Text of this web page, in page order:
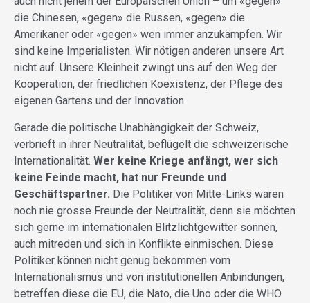
die Chinesen, «gegen» die Russen, «gegen» die
Amerikaner oder «gegen» wen immer anzukämpfen. Wir
sind keine Imperialisten. Wir nötigen anderen unsere Art
nicht auf. Unsere Kleinheit zwingt uns auf den Weg der
Kooperation, der friedlichen Koexistenz, der Pflege des
eigenen Gartens und der Innovation.
Gerade die politische Unabhängigkeit der Schweiz,
verbrieft in ihrer Neutralität, beflügelt die schweizerische
Internationalität. Wer keine Kriege anfängt, wer sich
keine Feinde macht, hat nur Freunde und
Geschäftspartner. Die Politiker von Mitte-Links waren
noch nie grosse Freunde der Neutralität, denn sie möchten
sich gerne im internationalen Blitzlichtgewitter sonnen,
auch mitreden und sich in Konflikte einmischen. Diese
Politiker können nicht genug bekommen vom
Internationalismus und von institutionellen Anbindungen,
betreffen diese die EU, die Nato, die Uno oder die WHO.